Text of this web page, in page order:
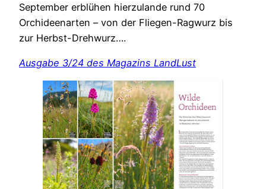
September erblühen hierzulande rund 70
Orchideenarten – von der Fliegen-Ragwurz bis
zur Herbst-Drehwurz….
Ausgabe 3/24 des Magazins LandLust